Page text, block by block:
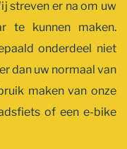
streven er na om uw
te kunnen maken.
onderdeel niet
dan uw normaal van
maken van onze
of een e-bike